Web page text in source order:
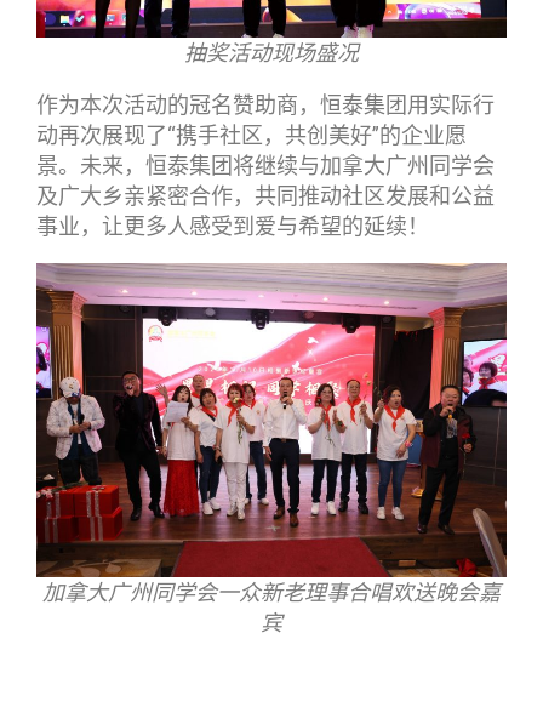
抽奖活动现场盛况
作为本次活动的冠名赞助商，恒泰集团用实际行
动再次展现了“携手社区，共创美好”的企业愿
景。未来，恒泰集团将继续与加拿大广州同学会
及广大乡亲紧密合作，共同推动社区发展和公益
事业，让更多人感受到爱与希望的延续！
加拿大广州同学会一众新老理事合唱欢送晚会嘉
宾